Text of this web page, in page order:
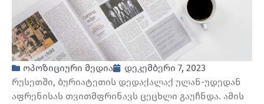
ოპოზიციური მედია
დეკემბერი 7, 2023
რუსეთში, ბურიატეთის დედაქალაქ ულან-უდედან
აფრენისას თვითმფრინავს ცეცხლი გაუჩნდა. ამის